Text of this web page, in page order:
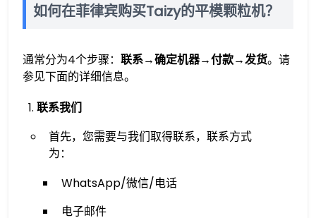
如何在菲律宾购买Taizy的平模颗粒机？
通常分为4个步骤： 联系→确定机器→付款→发货。请
参见下面的详细信息。
联系我们
首先，您需要与我们取得联系，联系方式
为：
WhatsApp/微信/电话
电子邮件